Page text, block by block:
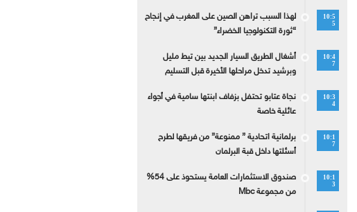
10:5
5
لهذا السبب تراهن الصين على المغرب في إنجاح
“ثورة التكنولوجيا الخضراء”
10:4
7
أشغال الطريق السيار الجديد بين تيط مليل
وبرشيد تدخل مراحلها الأخيرة قبل التسليم
10:3
4
نجاة عتابو تحتفل بزفاف ابنتها سامية في أجواء
عائلية خاصة
10:1
7
برلمانية اتحادية ” ممنوعة” من فريقها لطرح
أسئلتها داخل قبة البرلمان
10:1
3
صندوق الاستثمارات العامة يستحوذ على 54%
من مجموعة Mbc